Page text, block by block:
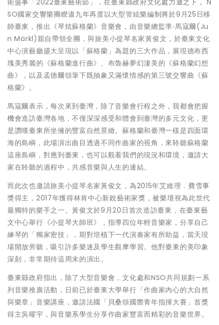
SO國家交響樂團睽違九年再度以大型管絃樂編制將於9月25日移
師臺東，推出《琴炫蘇格蘭》音樂會，由音樂總監準‧馬寇爾(Ju
n Märkl)親自帶領全團，與旅美小提琴名家黃俊文，於臺東文化
中心演藝廳盛大呈現以「蘇格蘭」為題的三大作品，展現德布西
瑰美秀麗的《蘇格蘭進行曲》、布魯赫夢幻淒美的《蘇格蘭幻想
曲》，以及孟德爾頌筆下既抽象又滿懷情感的第三號交響曲《蘇
格蘭》。
馬寇爾表示，每次來到臺灣，除了音樂會行程之外，我都會把握
機會造訪臺灣各地，不僅深深感受和體會到臺灣的多元文化，更
是讚嘆臺東所坐擁的豐富自然景緻。蘇格蘭和臺灣一樣是四面環
海的島嶼，此場演出曲目透過不同作曲家的視角，來聆聽蘇格蘭
這座島嶼，對應到臺東，也可以觀看我們的現況和環境，邀請大
家在聆聽的過程中，共感音樂與人生的連結。
而此次也邀請旅美小提琴名家黃俊文，為2015年艾維理．費雪事
獎得主，2017年獲得林肯中心新銳藝術家獎，被樂壇視為此世代
最獨特的樂手之一。黃俊文於9月20日首次造訪臺東，在臺東藝
文中心舉行《小提琴大師班》，指導四位年輕音樂家，分享自己
練琴的「獨家密技」，期對培植下一代演奏家有所助益，當天現
場開放旁聽，吸引許多樂迷及學生觀摩學習。他對臺東的美印象
深刻，非常期待這周末的演出。
臺東縣政府指出，除了大型音樂會，文化處和NSO共同規劃一系
列音樂推廣活動，日前已於臺東大學舉行「作曲家內心的大自然
與樂章」音樂講座，邀請法國「貝桑頌國際青年指揮大賽」首獎
得主吳曜宇，與音樂系學生分享作曲家豐富而精彩的音樂世界。